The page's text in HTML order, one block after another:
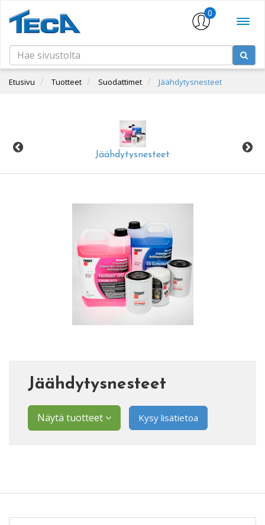
0
Etusivu Tuotteet Suodattimet Jäähdytysnesteet
Jäähdytysnesteet
Jäähdytysnesteet
Näytä tuotteet Kysy lisätietoa